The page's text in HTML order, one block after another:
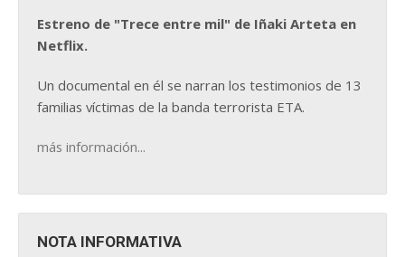
Estreno de "Trece entre mil" de Iñaki Arteta en
Netflix.
Un documental en él se narran los testimonios de 13
familias víctimas de la banda terrorista ETA.
más información...
NOTA INFORMATIVA